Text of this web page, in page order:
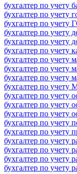
бухгалтер по учету
бухгалтер по учету
бухгалтер по учету
бухгалтер по учету
бухгалтер по учету
бухгалтер по учету
бухгалтер по учету
бухгалтер по учету
бухгалтер по учету
бухгалтер по учету
бухгалтер по учету
бухгалтер по учету
бухгалтер по учету
бухгалтер по учету
бухгалтер по учету
бухгалтер по учету
бухгалтер по учету
бухгалтер по учету
бухгалтер по учету